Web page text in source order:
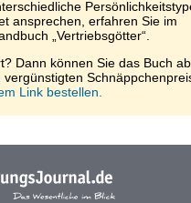
ansprechen, erfahren Sie im
„Vertriebsgötter“.
Dann können Sie das Buch ab
vergünstigten
Link bestellen.